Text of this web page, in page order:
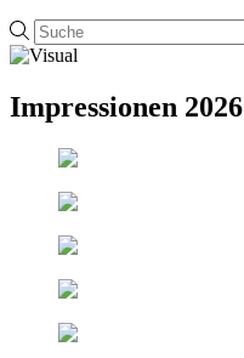
Impressionen 2026